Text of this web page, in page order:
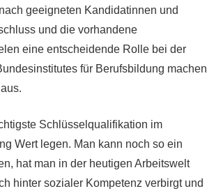
geeigneten Kandidatinnen und
und die vorhandene
eine entscheidende Rolle bei der
für Berufsbildung machen
Schlüsselqualifikation im
Wert legen. Man kann noch so ein
hat man in der heutigen Arbeitswelt
hinter sozialer Kompetenz verbirgt und